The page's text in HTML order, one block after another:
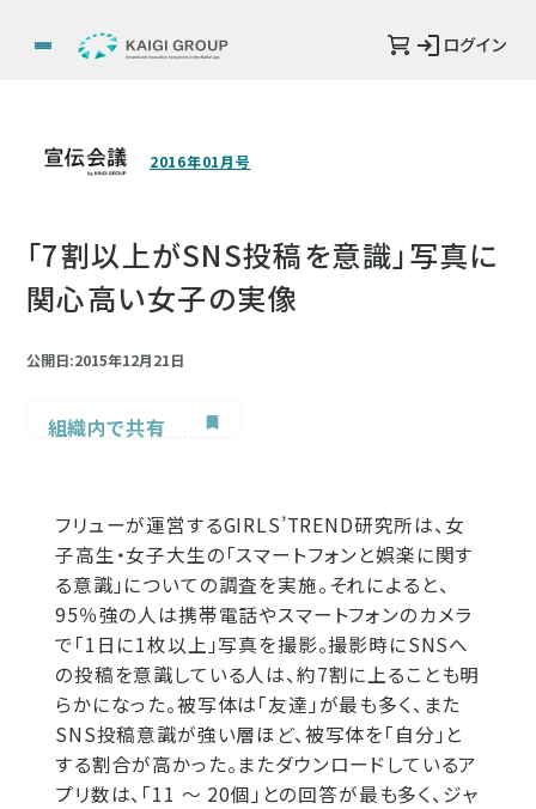
ログイン
2016年01月号
「7割以上がSNS投稿を意識」写真に
関心高い女子の実像
公開日:2015年12月21日
組織内で共有
フリューが運営するGIRLS’TREND研究所は、女
子高生・女子大生の「スマートフォンと娯楽に関す
る意識」についての調査を実施。それによると、
95％強の人は携帯電話やスマートフォンのカメラ
で「1日に1枚以上」写真を撮影。撮影時にSNSへ
の投稿を意識している人は、約7割に上ることも明
らかになった。被写体は「友達」が最も多く、また
SNS投稿意識が強い層ほど、被写体を「自分」と
する割合が高かった。またダウンロードしているア
プリ数は、「11 ～ 20個」との回答が最も多く、ジャ